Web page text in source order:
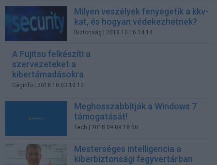
Milyen veszélyek fenyegetik a kkv-
kat, és hogyan védekezhetnek?
Biztonság | 2018.10.16 14:14
A Fujitsu felkészíti a
szervezeteket a
kibertámadásokra
Céginfo | 2018.10.03 19:12
Meghosszabbítják a Windows 7
támogatását!
Tech | 2018.09.09 18:00
Mesterséges intelligencia a
kiberbiztonsági fegyvertárban